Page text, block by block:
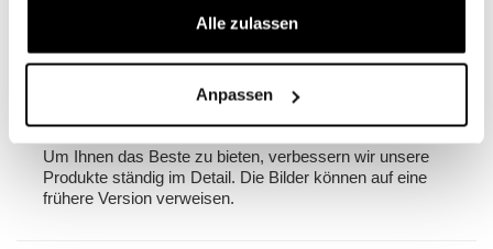
Alle zulassen
Anpassen
schnelles, schönes und minimales Befestigungssystem,
auch wenn die Tasche nicht montiert ist. Es kann
Um Ihnen das Beste zu bieten, verbessern wir unsere
Produkte ständig im Detail. Die Bilder können auf eine
frühere Version verweisen.